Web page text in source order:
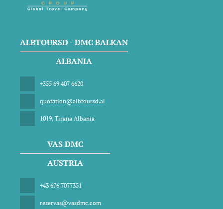
ALBTOURSD - DMC BALKAN
ALBANIA
+355 69 407 6620
quotation@albtoursd.al
1019, Tirana Albania
VAS DMC
AUSTRIA
+43 676 7077351
reservas@vasdmc.com